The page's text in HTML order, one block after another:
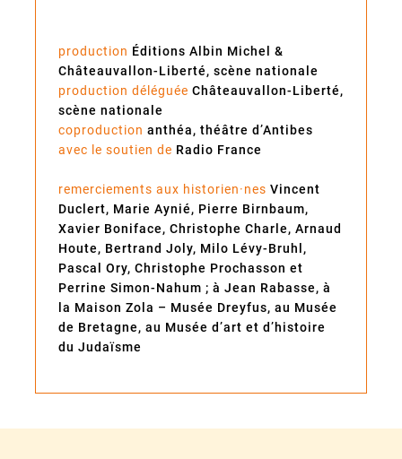
production Éditions Albin Michel &
Châteauvallon-Liberté, scène nationale
production déléguée Châteauvallon-Liberté,
scène nationale
coproduction anthéa, théâtre d’Antibes
avec le soutien de Radio France
remerciements aux historien·nes Vincent
Duclert, Marie Aynié, Pierre Birnbaum,
Xavier Boniface, Christophe Charle, Arnaud
Houte, Bertrand Joly, Milo Lévy-Bruhl,
Pascal Ory, Christophe Prochasson et
Perrine Simon-Nahum ; à Jean Rabasse, à
la Maison Zola – Musée Dreyfus, au Musée
de Bretagne, au Musée d’art et d’histoire
du Judaïsme